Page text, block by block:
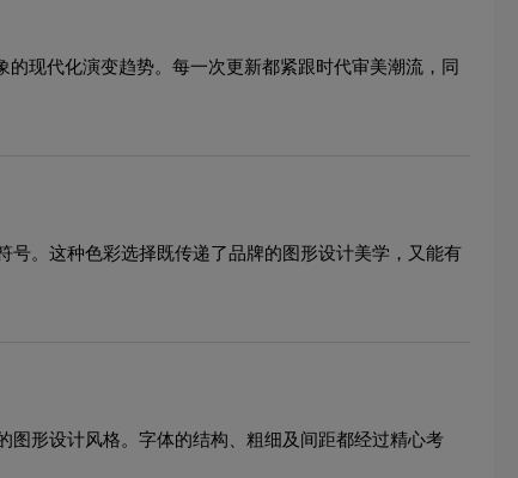
现代化演变趋势。每一次更新都紧跟时代审美潮流，同
。这种色彩选择既传递了品牌的图形设计美学，又能有
形设计风格。字体的结构、粗细及间距都经过精心考